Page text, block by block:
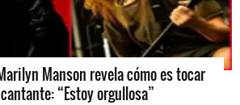
Manson revela cómo es tocar
“Estoy orgullosa”